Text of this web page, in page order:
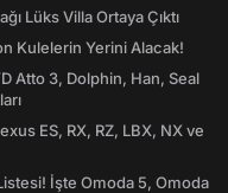
Lüks Villa Ortaya Çıktı
Kulelerin Yerini Alacak!
Atto 3, Dolphin, Han, Seal
ES, RX, RZ, LBX, NX ve
İşte Omoda 5, Omoda